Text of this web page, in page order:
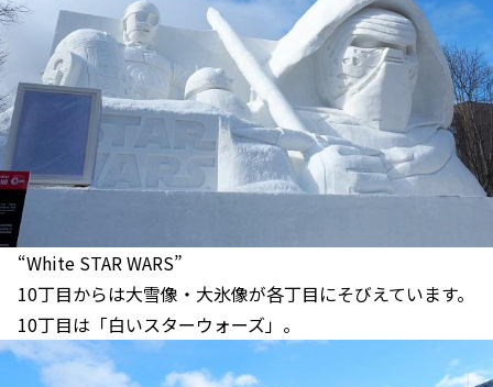
“White STAR WARS”
10丁目からは大雪像・大氷像が各丁目にそびえています。
10丁目は「白いスターウォーズ」。